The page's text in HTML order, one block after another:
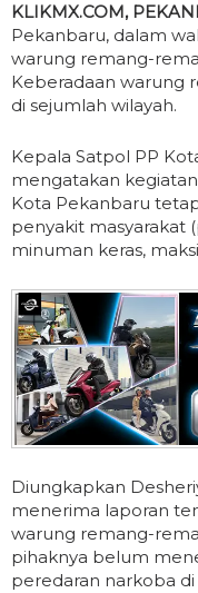
KLIKMX.COM,
Pekanbaru, dalam
warung remang-
Keberadaan warung
di sejumlah wilayah.
Kepala Satpol PP
mengatakan
Kota Pekanbaru
penyakit masyarakat
minuman keras,
Diungkapkan
menerima laporan
warung remang-
pihaknya belum
peredaran narkoba